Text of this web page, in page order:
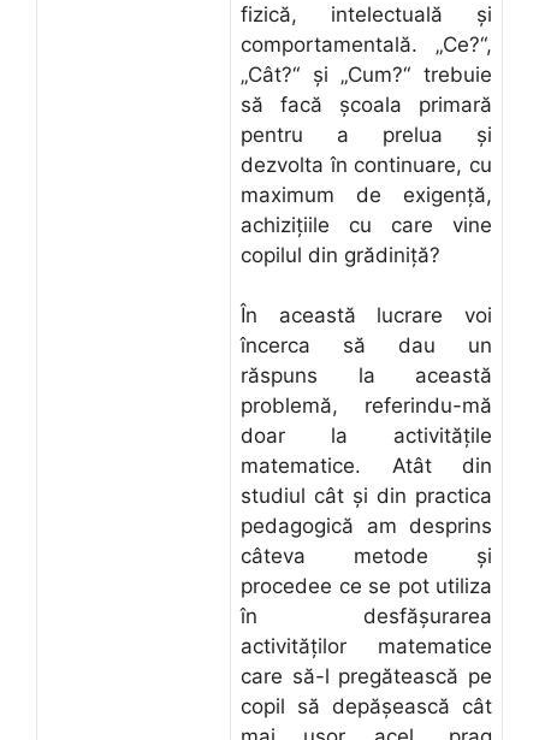
fizică, intelectuală şi
comportamentală. „Ce?“,
„Cât?“ şi „Cum?“ trebuie
să facă şcoala primară
pentru a prelua şi
dezvolta în continuare, cu
maximum de exigenţă,
achiziţiile cu care vine
copilul din grădiniţă?
În această lucrare voi
încerca să dau un
răspuns la această
problemă, referindu-mă
doar la activităţile
matematice. Atât din
studiul cât şi din practica
pedagogică am desprins
câteva metode şi
procedee ce se pot utiliza
în desfăşurarea
activităţilor matematice
care să-l pregătească pe
copil să depăşească cât